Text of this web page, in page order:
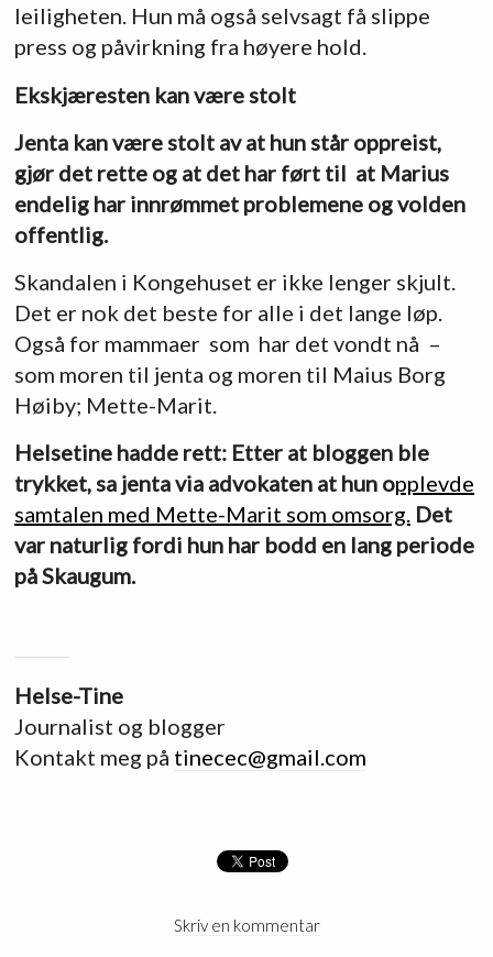
leiligheten. Hun må også selvsagt få slippe
press og påvirkning fra høyere hold.
Ekskjæresten kan være stolt
Jenta kan være stolt av at hun står oppreist,
gjør det rette og at det har ført til at Marius
endelig har innrømmet problemene og volden
offentlig.
Skandalen i Kongehuset er ikke lenger skjult.
Det er nok det beste for alle i det lange løp.
Også for mammaer som har det vondt nå –
som moren til jenta og moren til Maius Borg
Høiby; Mette-Marit.
Helsetine hadde rett: Etter at bloggen ble
trykket, sa jenta via advokaten at hun opplevde
samtalen med Mette-Marit som omsorg.Det
var naturlig fordi hun har bodd en lang periode
på Skaugum.
Helse-Tine
Journalist og blogger
Kontakt meg på tinecec@gmail.com
Skriv en kommentar